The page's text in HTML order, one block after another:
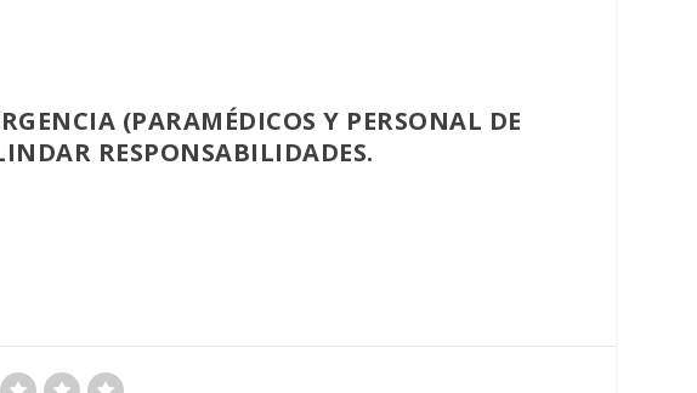
(PARAMÉDICOS Y PERSONAL DE
RESPONSABILIDADES.